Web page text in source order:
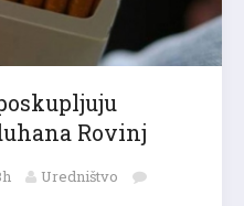
Rovinj
Uredništvo